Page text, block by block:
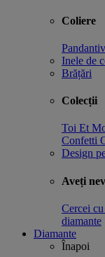
Coliere
Inele de
Brățări
Colecții
Toi Et
Confetti
Design
Aveți
Cercei
diamante
Diamante
Înapoi